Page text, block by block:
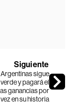
Siguiente
sigue
y pagará el
ganancias por
en su historia